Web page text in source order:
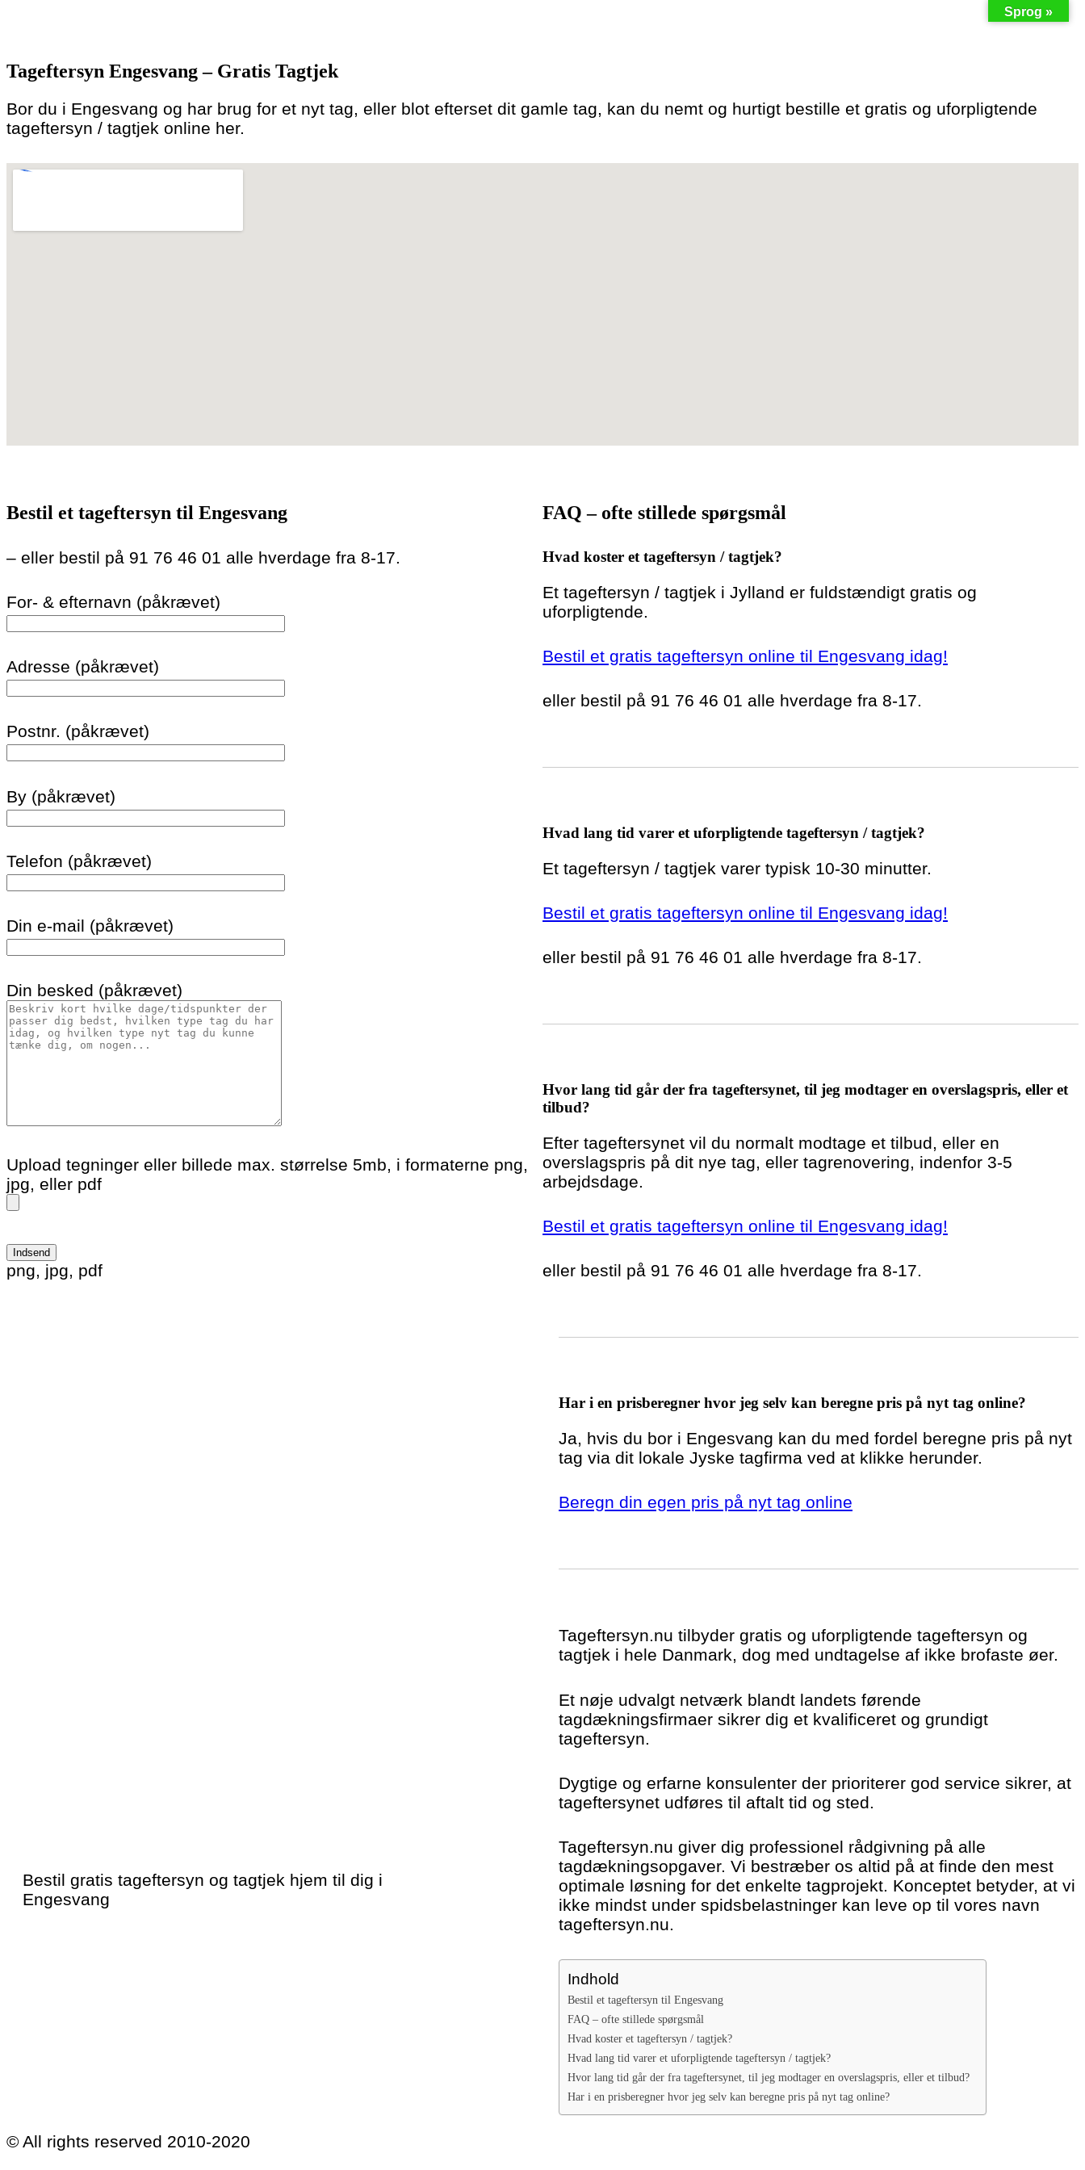
to
content
Tageftersyn Engesvang – Gratis Tagtjek
Bor du i Engesvang og har brug for et nyt tag, eller blot efterset dit gamle tag, kan du nemt og hurtigt bestille et gratis og uforpligtende
tageftersyn / tagtjek online her.
Bestil et tageftersyn til Engesvang
– eller bestil på 91 76 46 01 alle hverdage fra 8-17.
For- & efternavn (påkrævet)
Adresse (påkrævet)
Postnr. (påkrævet)
By (påkrævet)
Telefon (påkrævet)
Din e-mail (påkrævet)
Din besked (påkrævet)
Upload tegninger eller billede max. størrelse 5mb, i formaterne png,
jpg, eller pdf
Please leave this field empty.
png, jpg, pdf
Bestil gratis tageftersyn og tagtjek hjem til dig i
Engesvang
FAQ – ofte stillede spørgsmål
Hvad koster et tageftersyn / tagtjek?
Et tageftersyn / tagtjek i Jylland er fuldstændigt gratis og
uforpligtende.
Bestil et gratis tageftersyn online til Engesvang idag!
eller bestil på 91 76 46 01 alle hverdage fra 8-17.
Hvad lang tid varer et uforpligtende tageftersyn / tagtjek?
Et tageftersyn / tagtjek varer typisk 10-30 minutter.
Bestil et gratis tageftersyn online til Engesvang idag!
eller bestil på 91 76 46 01 alle hverdage fra 8-17.
Hvor lang tid går der fra tageftersynet, til jeg modtager en overslagspris, eller et
tilbud?
Efter tageftersynet vil du normalt modtage et tilbud, eller en
overslagspris på dit nye tag, eller tagrenovering, indenfor 3-5
arbejdsdage.
Bestil et gratis tageftersyn online til Engesvang idag!
eller bestil på 91 76 46 01 alle hverdage fra 8-17.
Har i en prisberegner hvor jeg selv kan beregne pris på nyt tag online?
Ja, hvis du bor i Engesvang kan du med fordel beregne pris på nyt
tag via dit lokale Jyske tagfirma ved at klikke herunder.
Beregn din egen pris på nyt tag online
Tageftersyn.nu tilbyder gratis og uforpligtende tageftersyn og
tagtjek i hele Danmark, dog med undtagelse af ikke brofaste øer.
Et nøje udvalgt netværk blandt landets førende
tagdækningsfirmaer sikrer dig et kvalificeret og grundigt
tageftersyn.
Dygtige og erfarne konsulenter der prioriterer god service sikrer, at
tageftersynet udføres til aftalt tid og sted.
Tageftersyn.nu giver dig professionel rådgivning på alle
tagdækningsopgaver. Vi bestræber os altid på at finde den mest
optimale løsning for det enkelte tagprojekt. Konceptet betyder, at vi
ikke mindst under spidsbelastninger kan leve op til vores navn
tageftersyn.nu.
Indhold
Bestil et tageftersyn til Engesvang
FAQ – ofte stillede spørgsmål
Hvad koster et tageftersyn / tagtjek?
Hvad lang tid varer et uforpligtende tageftersyn / tagtjek?
Hvor lang tid går der fra tageftersynet, til jeg modtager en overslagspris, eller et tilbud?
Har i en prisberegner hvor jeg selv kan beregne pris på nyt tag online?
© All rights reserved 2010-2020
Sprog »